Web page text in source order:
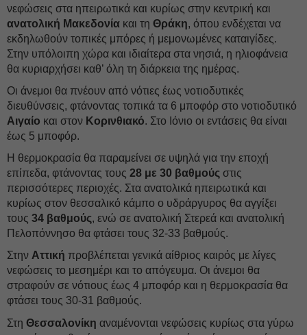
νεφώσεις στα ηπειρωτικά και κυρίως στην κεντρική και
ανατολική Μακεδονία και τη Θράκη, όπου ενδέχεται να
εκδηλωθούν τοπικές μπόρες ή μεμονωμένες καταιγίδες.
Στην υπόλοιπη χώρα και ιδιαίτερα στα νησιά, η ηλιοφάνεια
θα κυριαρχήσει καθ’ όλη τη διάρκεια της ημέρας.
Οι άνεμοι θα πνέουν από νότιες έως νοτιοδυτικές
διευθύνσεις, φτάνοντας τοπικά τα 6 μποφόρ στο νοτιοδυτικό
Αιγαίο και στον Κορινθιακό. Στο Ιόνιο οι εντάσεις θα είναι
έως 5 μποφόρ.
Η θερμοκρασία θα παραμείνει σε υψηλά για την εποχή
επίπεδα, φτάνοντας τους 28 με 30 βαθμούς στις
περισσότερες περιοχές. Στα ανατολικά ηπειρωτικά και
κυρίως στον θεσσαλικό κάμπο ο υδράργυρος θα αγγίξει
τους 34 βαθμούς, ενώ σε ανατολική Στερεά και ανατολική
Πελοπόννησο θα φτάσει τους 32-33 βαθμούς.
Στην Αττική προβλέπεται γενικά αίθριος καιρός με λίγες
νεφώσεις το μεσημέρι και το απόγευμα. Οι άνεμοι θα
στραφούν σε νότιους έως 4 μποφόρ και η θερμοκρασία θα
φτάσει τους 30-31 βαθμούς.
Στη Θεσσαλονίκη αναμένονται νεφώσεις κυρίως στα γύρω